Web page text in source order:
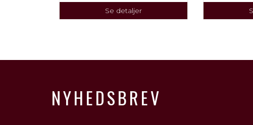
Se detaljer
NYHEDSBREV